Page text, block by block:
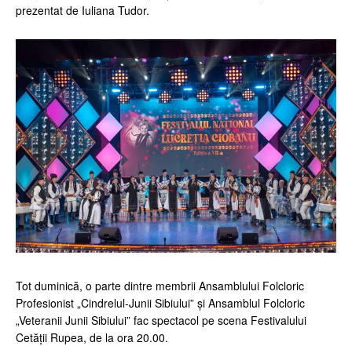
prezentat de Iuliana Tudor.
Tot duminică, o parte dintre membrii Ansamblului Folcloric
Profesionist „Cindrelul-Junii Sibiului” și Ansamblul Folcloric
„Veteranii Junii Sibiului” fac spectacol pe scena Festivalului
Cetății Rupea, de la ora 20.00.